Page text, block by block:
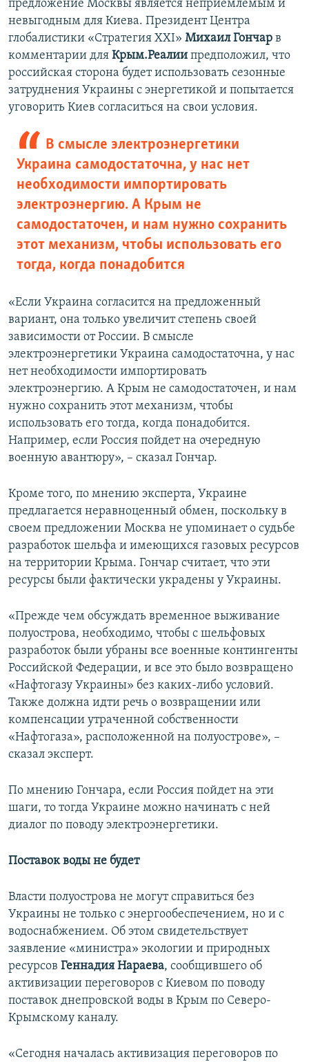
предложение Москвы является неприемлемым и
невыгодным для Киева. Президент Центра
глобалистики «Стратегия XXI» Михаил Гончар в
комментарии для Крым.Реалии предположил, что
российская сторона будет использовать сезонные
затруднения Украины с энергетикой и попытается
уговорить Киев согласиться на свои условия.
В смысле электроэнергетики
Украина самодостаточна, у нас нет
необходимости импортировать
электроэнергию. А Крым не
самодостаточен, и нам нужно сохранить
этот механизм, чтобы использовать его
тогда, когда понадобится
«Если Украина согласится на предложенный
вариант, она только увеличит степень своей
зависимости от России. В смысле
электроэнергетики Украина самодостаточна, у нас
нет необходимости импортировать
электроэнергию. А Крым не самодостаточен, и нам
нужно сохранить этот механизм, чтобы
использовать его тогда, когда понадобится.
Например, если Россия пойдет на очередную
военную авантюру», – сказал Гончар.
Кроме того, по мнению эксперта, Украине
предлагается неравноценный обмен, поскольку в
своем предложении Москва не упоминает о судьбе
разработок шельфа и имеющихся газовых ресурсов
на территории Крыма. Гончар считает, что эти
ресурсы были фактически украдены у Украины.
«Прежде чем обсуждать временное выживание
полуострова, необходимо, чтобы с шельфовых
разработок были убраны все военные контингенты
Российской Федерации, и все это было возвращено
«Нафтогазу Украины» без каких-либо условий.
Также должна идти речь о возвращении или
компенсации утраченной собственности
«Нафтогаза», расположенной на полуострове», –
сказал эксперт.
По мнению Гончара, если Россия пойдет на эти
шаги, то тогда Украине можно начинать с ней
диалог по поводу электроэнергетики.
Поставок воды не будет
Власти полуострова не могут справиться без
Украины не только с энергообеспечением, но и с
водоснабжением. Об этом свидетельствует
заявление «министра» экологии и природных
ресурсов Геннадия Нараева, сообщившего об
активизации переговоров с Киевом по поводу
поставок днепровской воды в Крым по Северо-
Крымскому каналу.
«Сегодня началась активизация переговоров по